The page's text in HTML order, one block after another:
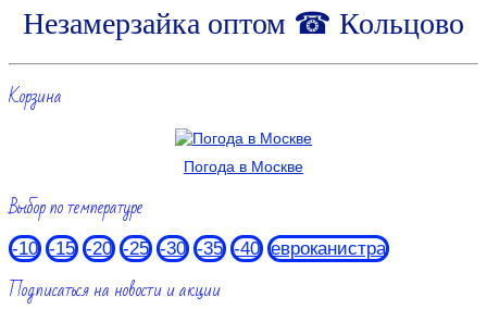
Незамерзайка оптом ☎ Кольцово
Корзина
Погода в Москве
Выбор по температуре
-10 -15 -20 -25 -30 -35 -40 евроканистра
Подписаться на новости и акции